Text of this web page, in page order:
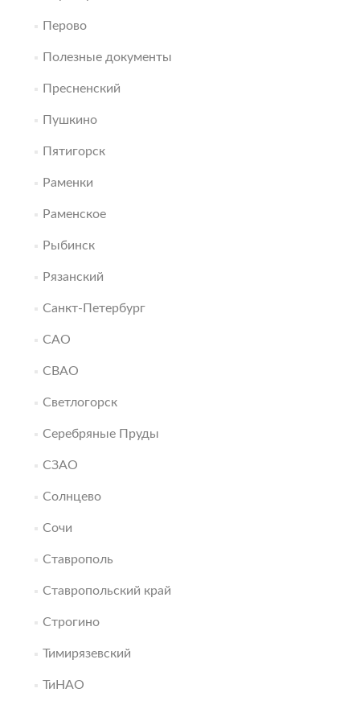
Перово
Полезные документы
Пресненский
Пушкино
Пятигорск
Раменки
Раменское
Рыбинск
Рязанский
Санкт-Петербург
САО
СВАО
Светлогорск
Серебряные Пруды
СЗАО
Солнцево
Сочи
Ставрополь
Ставропольский край
Строгино
Тимирязевский
ТиНАО